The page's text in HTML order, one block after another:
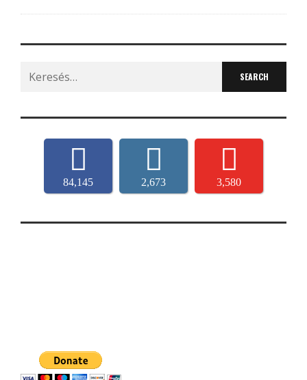
Search
for:
84,145 2,673 3,580